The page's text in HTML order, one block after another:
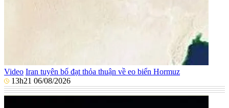
Video Iran tuyên bố đạt thỏa thuận về eo biển Hormuz
13h21 06/08/2026